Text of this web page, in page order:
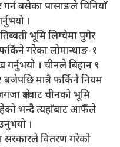
गर्न बसेका पासाङले चिनियाँ
।
भूमि लिग्चेमा पुगेर
गरेका लोमान्थाङ-१
। चीनले बिहान ९
मात्रै फर्किने नियम
क्षेत्रबाट चीनको भूमि
भन्दै त्यहाँबाट आफैँले
।
सरकारले वितरण गरेको